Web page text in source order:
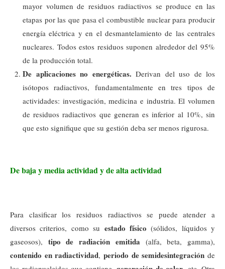
mayor volumen de residuos radiactivos se produce en las
etapas por las que pasa el combustible nuclear para producir
energía eléctrica y en el desmantelamiento de las centrales
nucleares. Todos estos residuos suponen alrededor del 95%
de la producción total.
De aplicaciones no energéticas. Derivan del uso de los
isótopos radiactivos, fundamentalmente en tres tipos de
actividades: investigación, medicina e industria. El volumen
de residuos radiactivos que generan es inferior al 10%, sin
que esto signifique que su gestión deba ser menos rigurosa.
De baja y media actividad y de alta actividad
Para clasificar los residuos radiactivos se puede atender a
diversos criterios, como su estado físico (sólidos, líquidos y
gaseosos), tipo de radiación emitida (alfa, beta, gamma),
contenido en radiactividad,periodo de semidesintegración de